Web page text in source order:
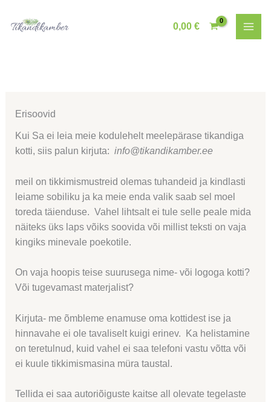
0,00€
Erisoovid
Kui Sa ei leia meie kodulehelt meelepärase tikandiga
kotti, siis palun kirjuta: info@tikandikamber.ee
meil on tikkimismustreid olemas tuhandeid ja kindlasti
leiame sobiliku ja ka meie enda valik saab sel moel
toreda täienduse. Vahel lihtsalt ei tule selle peale mida
näiteks üks laps võiks soovida või millist teksti on vaja
kingiks minevale poekotile.
On vaja hoopis teise suurusega nime- või logoga kotti?
Või tugevamast materjalist?
Kirjuta- me õmbleme enamuse oma kottidest ise ja
hinnavahe ei ole tavaliselt kuigi erinev. Ka helistamine
on teretulnud, kuid vahel ei saa telefoni vastu võtta või
ei kuule tikkimismasina müra taustal.
Tellida ei saa autoriõiguste kaitse all olevate tegelaste